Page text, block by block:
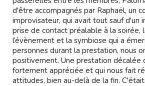
d'être accompagnés par Raphaël, un
improvisateur, qui avait tout sauf d'un
prise de contact préalable à la soirée,
l’évènement et la symbiose qui a
personnes durant la prestation, nous
positivement. Une prestation décalée
fortement appréciée et qui nous fait
attitudes, bien au-delà de la fin.